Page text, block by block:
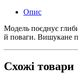
Опис
Модель поєднує
й поваги. Вишукане
Схожі товари